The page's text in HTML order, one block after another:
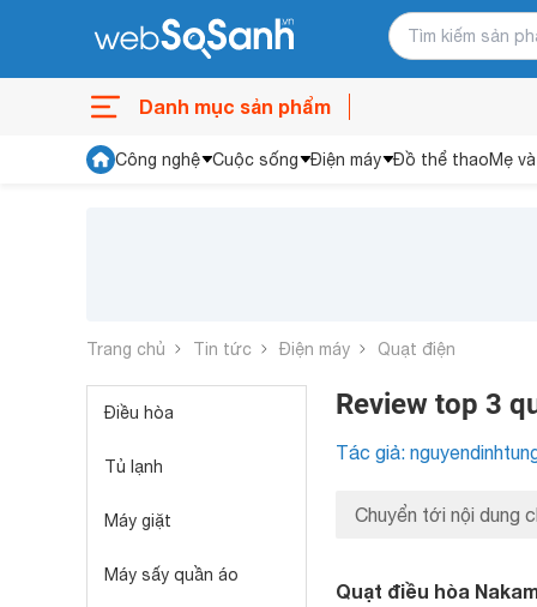
Danh mục sản phẩm
Công nghệ Cuộc sống Điện máy Đồ thể thaoMẹ
Trang chủ Tin tức Điện máy Quạt điện
Điều hòa
Tủ lạnh
Máy giặt
Máy sấy quần áo
Review top 3
Tác giả:
Chuyển tới nội dung
Quạt điều hòa